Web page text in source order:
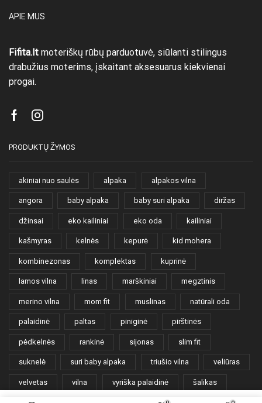
APIE MUS
Fifita.lt moteriškų rūbų parduotuvė, siūlanti stilingus
drabužius moterims, įskaitant aksesuarus kiekvienai
progai.
FacebookInstagram
PRODUKTŲ ŽYMOS
akiniai nuo saulės alpaka alpakos vilna
angora baby alpaka baby suri alpaka diržas
džinsai eko kailiniai eko oda kailiniai
kašmyras kelnės kepurė kid mohera
kombinezonas komplektas kuprinė
lamos vilna linas marškiniai megztinis
merino vilna mom fit muslinas natūrali oda
palaidinė paltas piniginė pirštinės
pėdkelnės rankinė sijonas slim fit
suknelė suri baby alpaka triušio vilna veliūras
velvetas vilna vyriška palaidinė šalikas